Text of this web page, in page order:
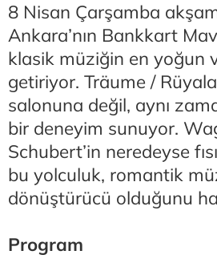
8 Nisan Çarşamba
Ankara’nın Bankkart
klasik müziğin en yoğun
getiriyor. Träume /
salonuna değil, aynı
bir deneyim sunuyor.
Schubert’in neredeyse
bu yolculuk, romantik
dönüştürücü olduğunu
Program